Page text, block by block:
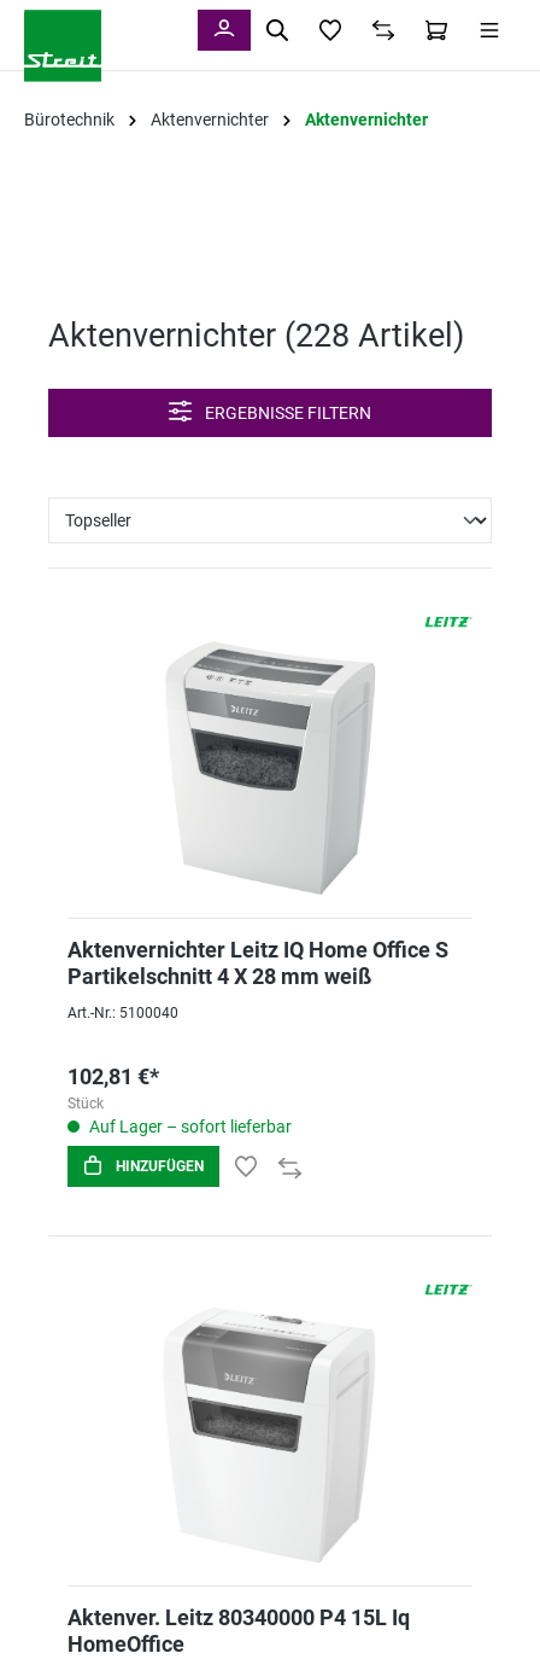
Bürotechnik Aktenvernichter Aktenvernichter
Aktenvernichter (228 Artikel )
ERGEBNISSE FILTERN
Aktenvernichter Leitz IQ Home Office S
Partikelschnitt 4 X 28 mm weiß
Art.-Nr.: 5100040
102,81 €*
Stück
Auf Lager – sofort lieferbar
HINZUFÜGEN
Aktenver. Leitz 80340000 P4 15L Iq
HomeOffice